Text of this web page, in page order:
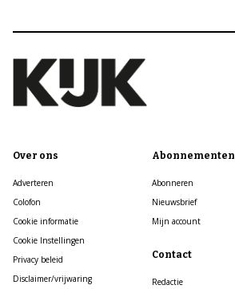
Over ons
Adverteren
Colofon
Cookie informatie
Cookie Instellingen
Privacy beleid
Disclaimer/vrijwaring
Abonnementen
Abonneren
Nieuwsbrief
Mijn account
Contact
Redactie